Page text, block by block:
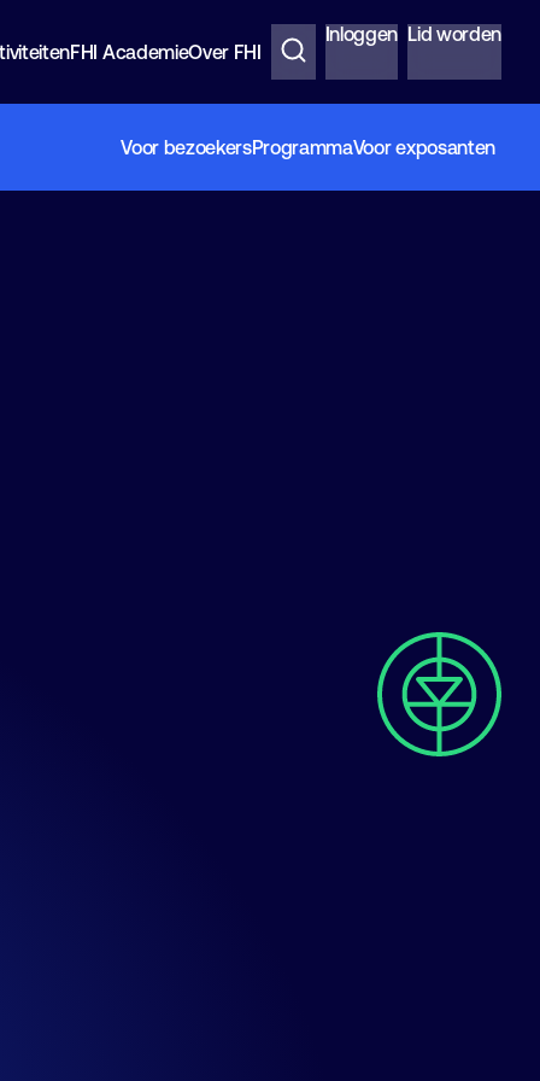
FHI AcademieOver FHI
Inloggen Lid worden
Voor bezoekersProgrammaVoor exposanten